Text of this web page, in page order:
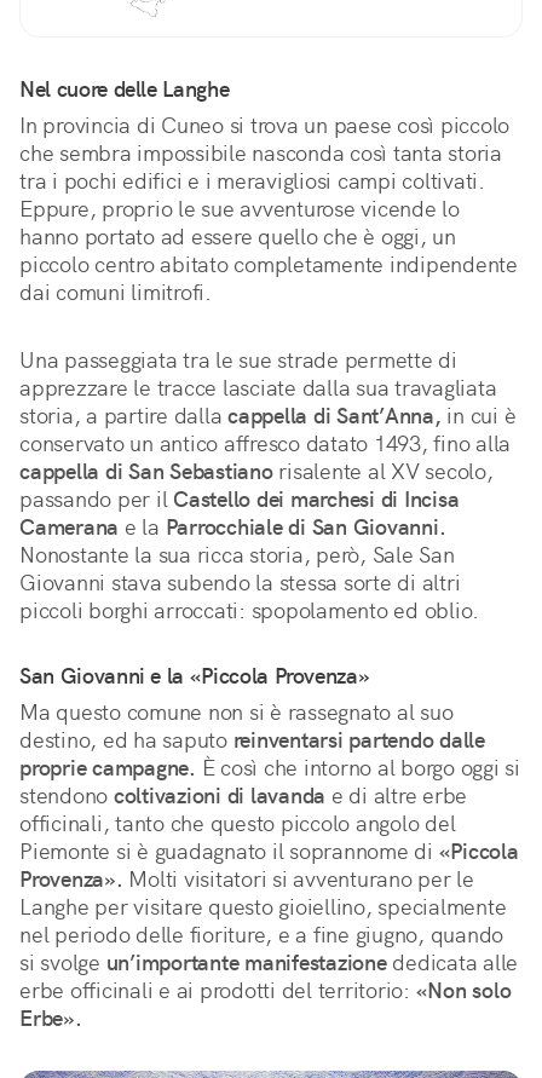
Nel cuore delle Langhe
In provincia di Cuneo si trova un paese così piccolo
che sembra impossibile nasconda così tanta storia
tra i pochi edifici e i meravigliosi campi coltivati.
Eppure, proprio le sue avventurose vicende lo
hanno portato ad essere quello che è oggi, un
piccolo centro abitato completamente indipendente
dai comuni limitrofi.
Una passeggiata tra le sue strade permette di
apprezzare le tracce lasciate dalla sua travagliata
storia, a partire dalla cappella di Sant’Anna, in cui è
cappella di San Sebastiano risalente al XV secolo,
passando per il Castello dei marchesi di Incisa
Camerana e la Parrocchiale di San Giovanni.
Nonostante la sua ricca storia, però, Sale San
Giovanni stava subendo la stessa sorte di altri
piccoli borghi arroccati: spopolamento ed oblio.
San Giovanni e la «Piccola Provenza»
Ma questo comune non si è rassegnato al suo
destino, ed ha saputo reinventarsi partendo dalle
proprie campagne. È così che intorno al borgo oggi si
stendono coltivazioni di lavanda e di altre erbe
officinali, tanto che questo piccolo angolo del
Piemonte si è guadagnato il soprannome di «Piccola
Provenza». Molti visitatori si avventurano per le
Langhe per visitare questo gioiellino, specialmente
nel periodo delle fioriture, e a fine giugno, quando
si svolge un’importante manifestazione dedicata alle
erbe officinali e ai prodotti del territorio: «Non solo
Erbe».